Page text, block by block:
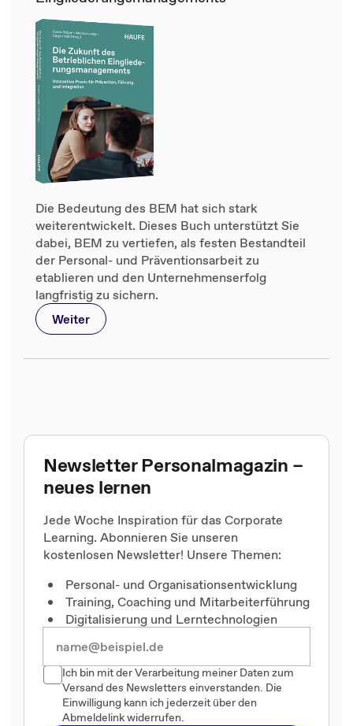
Die Bedeutung des BEM hat sich stark
weiterentwickelt. Dieses Buch unterstützt Sie
dabei, BEM zu vertiefen, als festen Bestandteil
der Personal- und Präventionsarbeit zu
etablieren und den Unternehmenserfolg
langfristig zu sichern.
Weiter
Newsletter Personalmagazin –
neues lernen
Jede Woche Inspiration für das Corporate
Learning. Abonnieren Sie unseren
kostenlosen Newsletter! Unsere Themen:
Personal- und Organisationsentwicklung
Training, Coaching und Mitarbeiterführung
Digitalisierung und Lerntechnologien
Ich bin mit der Verarbeitung meiner Daten zum
Versand des Newsletters einverstanden. Die
Einwilligung kann ich jederzeit über den
Abmeldelink widerrufen.